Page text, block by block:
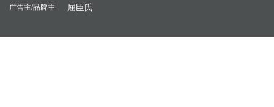
广告主/品牌主 屈臣氏